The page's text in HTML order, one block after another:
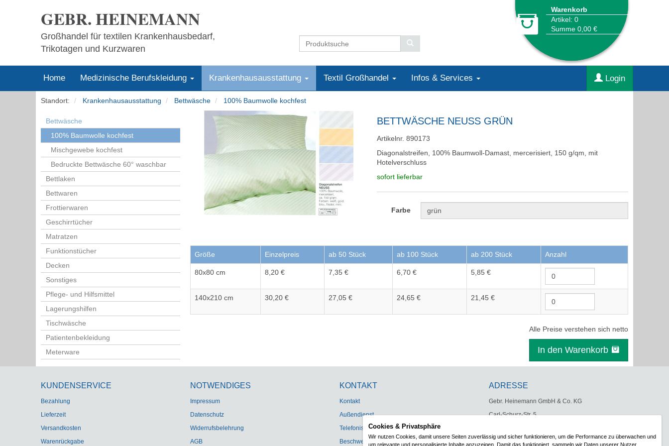
GEBR. HEINEMANN
Großhandel für textilen Krankenhausbedarf,
Trikotagen und Kurzwaren
Warenkorb
Artikel: 0
Summe 0,00 €
Home Medizinische Berufskleidung Krankenhausausstattung Textil Großhandel Infos & Services Login
Standort: Krankenhausausstattung Bettwäsche 100% Baumwolle kochfest
Bettwäsche
100% Baumwolle kochfest
Mischgewebe kochfest
Bedruckte Bettwäsche 60° waschbar
Bettlaken
Bettwaren
Frottierwaren
Geschirrtücher
Matratzen
Funktionstücher
Decken
Sonstiges
Pflege- und Hilfsmittel
Lagerungshilfen
Tischwäsche
Patientenbekleidung
Meterware
BETTWÄSCHE NEUSS GRÜN
Artikelnr. 890173
Diagonalstreifen, 100% Baumwoll-Damast, mercerisiert, 150 g/qm, mit
Hotelverschluss
sofort lieferbar
Farbe
Größe Einzelpreis ab 50 Stück ab 100 Stück ab 200 Stück Anzahl
80x80 cm 8,20 € 7,35 € 6,70 € 5,85 €
140x210 cm 30,20 € 27,05 € 24,65 € 21,45 €
Alle Preise verstehen sich netto
In den Warenkorb
KUNDENSERVICE
Bezahlung
Lieferzeit
Versandkosten
Warenrückgabe
NOTWENDIGES
Impressum
Datenschutz
Widerrufsbelehrung
AGB
KONTAKT
Kontakt
Außendienst
Telefonischer Auftragsdienst
Beschwerdemanagement
ADRESSE
Gebr. Heinemann GmbH & Co. KG
Carl-Schurz-Str. 5
Telefon: +49 (0)2131 1808-0
Cookies & Privatsphäre
Wir nutzen Cookies, damit unsere Seiten zuverlässig und sicher funktionieren, um die Performance zu überwachen und
um relevante und personalisierte Inhalte anzuzeigen. Damit das funktioniert, sammeln wir Daten unserer Nutzer.